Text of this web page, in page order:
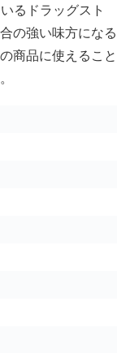
るドラッグスト
の強い味方になる
商品に使えること